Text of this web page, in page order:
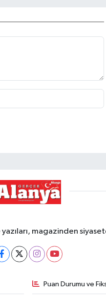
magazinden
Puan Durumu ve